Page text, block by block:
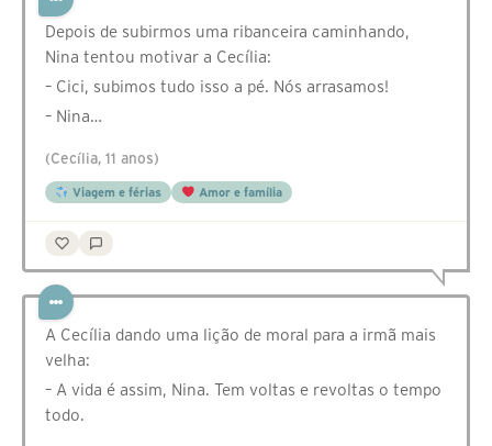
Depois de subirmos uma ribanceira caminhando,
Nina tentou motivar a Cecília:
– Cici, subimos tudo isso a pé. Nós arrasamos!
– Nina…
(Cecília, 11 anos)
Viagem e férias Amor e família
A Cecília dando uma lição de moral para a irmã mais
velha:
– A vida é assim, Nina. Tem voltas e revoltas o tempo
todo.